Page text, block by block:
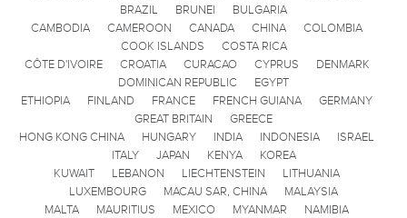
BRAZIL
BRUNEI
BULGARIA
CAMBODIA
CAMEROON CANADA CHINA
COLOMBIA
COOK ISLANDS
COSTA RICA
CÔTE D'IVOIRE
CROATIA CURACAO CYPRUS
DENMARK
DOMINICAN REPUBLIC
EGYPT
ETHIOPIA
FINLAND FRANCE FRENCH GUIANA
GERMANY
GREAT BRITAIN
GREECE
HONG KONG CHINA
HUNGARY INDIA INDONESIA
ISRAEL
ITALY
JAPAN KENYA
KOREA
KUWAIT
LEBANON LIECHTENSTEIN
LITHUANIA
LUXEMBOURG
MACAU SAR, CHINA
MALAYSIA
MALTA
MAURITIUS MEXICO MYANMAR
NAMIBIA